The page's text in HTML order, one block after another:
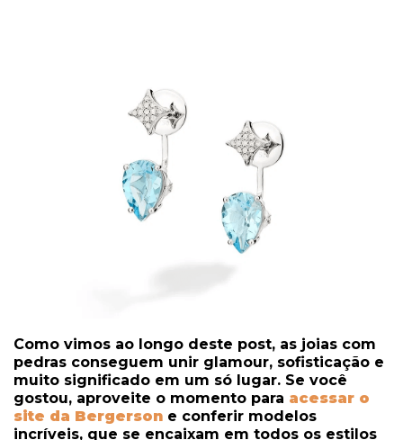
Como vimos ao longo deste post, as joias com
pedras conseguem unir glamour, sofisticação e
muito significado em um só lugar. Se você
gostou, aproveite o momento para acessar o
site da Bergerson e conferir modelos
incríveis, que se encaixam em todos os estilos